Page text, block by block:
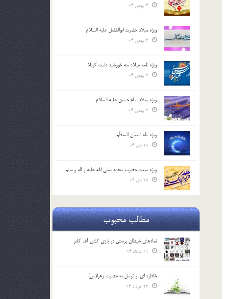
ویژه میلاد حضرت ابوالفضل علیه السلام
ویژه نامه میلاد سه خورشید دشت کربلا
ویژه میلاد امام حسین علیه السلام
ویژه ماه شعبان المعظّم
ویژه مبعث حضرت محمد صلی الله علیه و اله و سلم
مطالب محبوب
نمادهای شیطان پرستی در بازی کلش آف کلنز
خاطره ای از توسل به حضرت زهرا(س)